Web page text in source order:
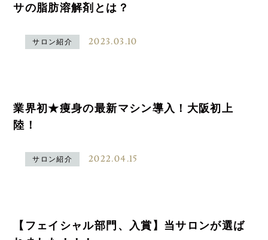
サの脂肪溶解剤とは？
サロン紹介 2023.03.10
業界初★痩身の最新マシン導入！大阪初上
陸！
サロン紹介 2022.04.15
【フェイシャル部門、入賞】当サロンが選ば